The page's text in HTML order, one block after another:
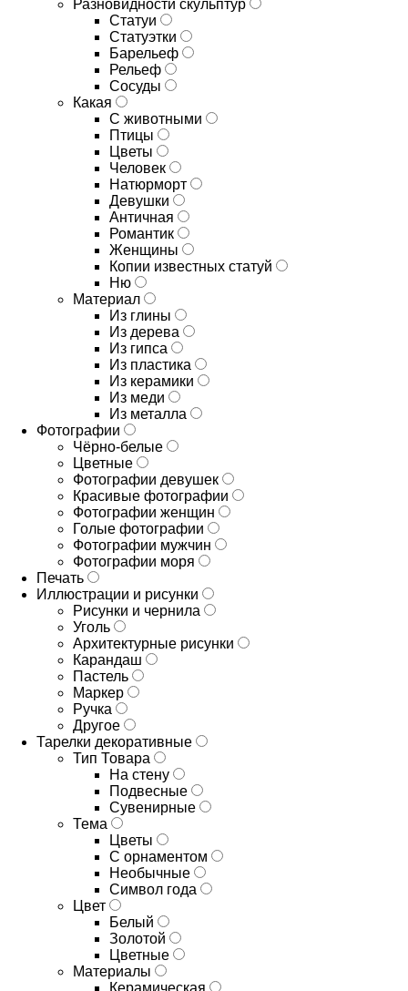
Разновидности скульптур
Статуи
Статуэтки
Барельеф
Рельеф
Сосуды
Какая
С животными
Птицы
Цветы
Человек
Натюрморт
Девушки
Античная
Романтик
Женщины
Копии известных статуй
Ню
Материал
Из глины
Из дерева
Из гипса
Из пластика
Из керамики
Из меди
Из металла
Фотографии
Чёрно-белые
Цветные
Фотографии девушек
Красивые фотографии
Фотографии женщин
Голые фотографии
Фотографии мужчин
Фотографии моря
Печать
Иллюстрации и рисунки
Рисунки и чернила
Уголь
Архитектурные рисунки
Карандаш
Пастель
Маркер
Ручка
Другое
Тарелки декоративные
Тип Товара
На стену
Подвесные
Сувенирные
Тема
Цветы
С орнаментом
Необычные
Символ года
Цвет
Белый
Золотой
Цветные
Материалы
Керамическая